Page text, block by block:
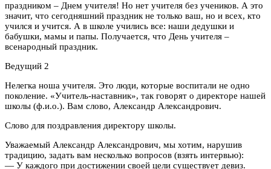
праздником – Днем учителя! Но нет учителя без учеников. А это
значит, что сегодняшний праздник не только ваш, но и всех, кто
учился и учится. А в школе учились все: наши дедушки и
бабушки, мамы и папы. Получается, что День учителя –
всенародный праздник.
Ведущий 2
Нелегка ноша учителя. Это люди, которые воспитали не одно
поколение. «Учитель-наставник», так говорят о директоре нашей
школы (ф.и.о.). Вам слово, Александр Александрович.
Слово для поздравления директору школы.
Уважаемый Александр Александрович, мы хотим, нарушив
традицию, задать вам несколько вопросов (взять интервью):
— У каждого при достижении своей цели существует девиз.